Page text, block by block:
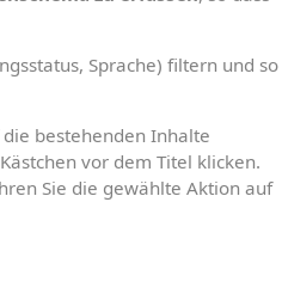
Sprache) filtern und so
bestehenden Inhalte
vor dem Titel klicken.
Sie die gewählte Aktion auf